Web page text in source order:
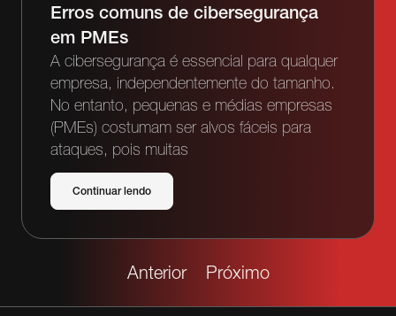
Erros comuns de cibersegurança
em PMEs
A cibersegurança é essencial para qualquer
empresa, independentemente do tamanho.
No entanto, pequenas e médias empresas
(PMEs) costumam ser alvos fáceis para
ataques, pois muitas
Continuar lendo
Anterior Próximo